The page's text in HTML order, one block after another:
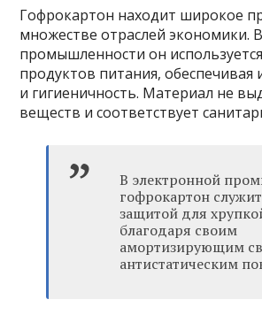
Гофрокартон находит широкое
множестве отраслей экономики.
промышленности он
продуктов питания, обеспечивая
и гигиеничность. Материал не
веществ и соответствует
В электронной
гофрокартон
защитой для
благодаря своим
амортизирующим
антистатическим